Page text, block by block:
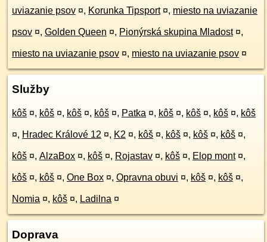
uviazanie psov ¤, Korunka Tipsport ¤, miesto na uviazanie
psov ¤, Golden Queen ¤, Pionýrská skupina Mladost ¤,
miesto na uviazanie psov ¤, miesto na uviazanie psov ¤
Služby
kôš ¤, kôš ¤, kôš ¤, kôš ¤, Patka ¤, kôš ¤, kôš ¤, kôš ¤, kôš
¤, Hradec Králové 12 ¤, K2 ¤, kôš ¤, kôš ¤, kôš ¤, kôš ¤,
kôš ¤, AlzaBox ¤, kôš ¤, Rojastav ¤, kôš ¤, Elop mont ¤,
kôš ¤, kôš ¤, One Box ¤, Opravna obuvi ¤, kôš ¤, kôš ¤,
Nomia ¤, kôš ¤, Ladilna ¤
Doprava